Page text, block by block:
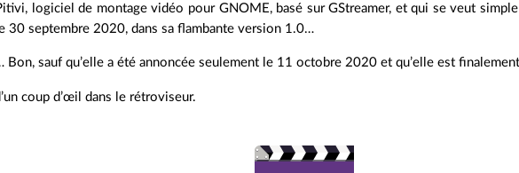
logiciel de montage vidéo pour GNOME, basé sur GStreamer, et qui se veut
30 septembre 2020, dans sa flambante version 1.0…
Bon, sauf qu’elle a été annoncée seulement le 11 octobre 2020 et qu’elle est
coup d’œil dans le rétroviseur.